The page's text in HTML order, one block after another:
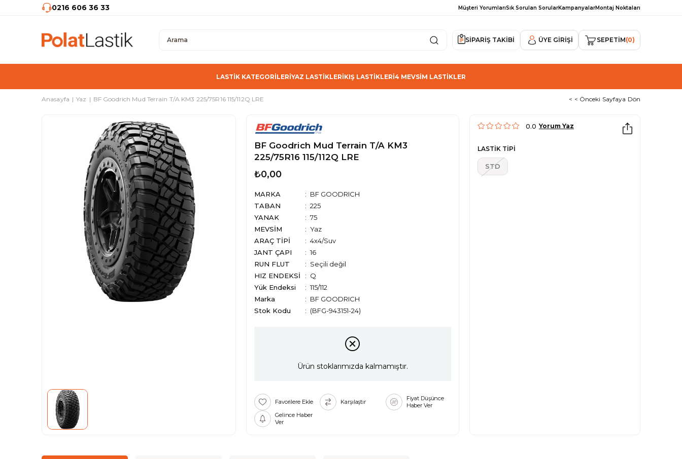
0216 606 36 33 Müşteri YorumlarıSık Sorulan SorularKampanyalarMontaj Noktaları
SİPARİŞ TAKİBİ ÜYE GIRIŞI SEPETIM 0
LASTİK KATEGORİLERİYAZ LASTİKLERİKIŞ LASTİKLERİ4 MEVSİM LASTİKLER
Anasayfa Yaz BF Goodrich Mud Terrain T/A KM3 225/75R16 115/112Q LRE < < Önceki Sayfaya Dön
BF Goodrich Mud Terrain T/A KM3
225/75R16 115/112Q LRE
₺0,00
MARKA
BF GOODRICH
TABAN
225
YANAK
75
MEVSİM
Yaz
ARAÇ TİPİ
4x4/Suv
JANT ÇAPI
16
RUN FLUT
Seçili değil
HIZ ENDEKSİ
Q
Yük Endeksi
115/112
Marka
: BF GOODRICH
Stok Kodu
(BFG-943151-24)
Ürün stoklarımızda kalmamıştır.
Favorilere Ekle Karşılaştır
Fiyat Düşünce
Haber Ver
Gelince Haber
Ver
0.0 Yorum Yaz
LASTİK TİPİ
STD